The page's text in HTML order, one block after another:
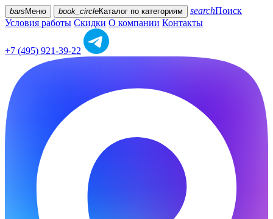
bars Меню book_circleКаталог по категориям searchПоиск
Условия работы Скидки О компании Контакты
+7 (495) 921-39-22